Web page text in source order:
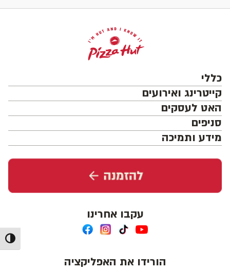
מתג
כללי
קייטרינג ואירועים
האט לעסקים
סניפים
מידע ותמיכה
עקבו אחרינו
הורידו את האפליקציה